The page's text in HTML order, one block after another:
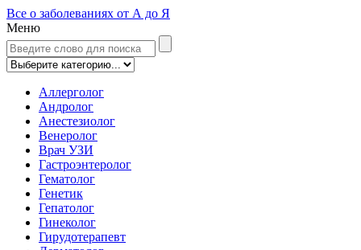
Все о заболеваниях от А до Я
Меню
Аллерголог
Андролог
Анестезиолог
Венеролог
Врач УЗИ
Гастроэнтеролог
Гематолог
Генетик
Гепатолог
Гинеколог
Гирудотерапевт